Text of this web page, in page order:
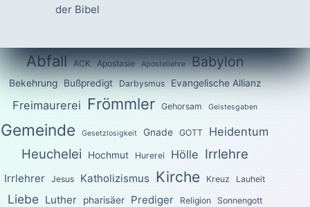
der Bibel
Abfall ACK Apostasie Apostellehre Babylon
Bekehrung Bußpredigt Darbysmus Evangelische Allianz
Freimaurerei Frömmler Gehorsam Geistesgaben
Gemeinde Gesetzlosigkeit Gnade GOTT Heidentum
Heuchelei Hochmut Hurerei Hölle Irrlehre
Irrlehrer Jesus Katholizismus Kirche Kreuz Lauheit
Liebe Luther pharisäer Prediger Religion Sonnengott